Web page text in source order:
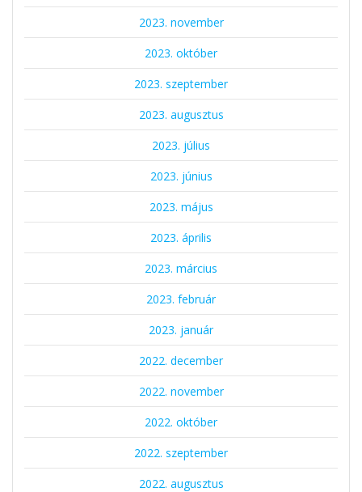
2023. november
2023. október
2023. szeptember
2023. augusztus
2023. július
2023. június
2023. május
2023. április
2023. március
2023. február
2023. január
2022. december
2022. november
2022. október
2022. szeptember
2022. augusztus